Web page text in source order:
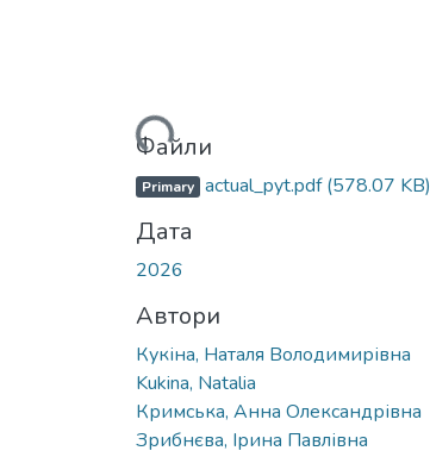
Вантажиться...
Файли
Primary actual_pyt.pdf(578.07 KB)
Дата
2026
Автори
Кукіна, Наталя Володимирівна
Kukina, Natalia
Кримська, Анна Олександрівна
Зрибнєва, Ірина Павлівна